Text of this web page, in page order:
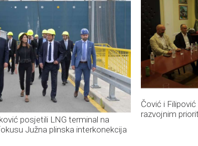
posjetili LNG terminal na
Južna plinska interkonekcija
Čović i
razvojnim